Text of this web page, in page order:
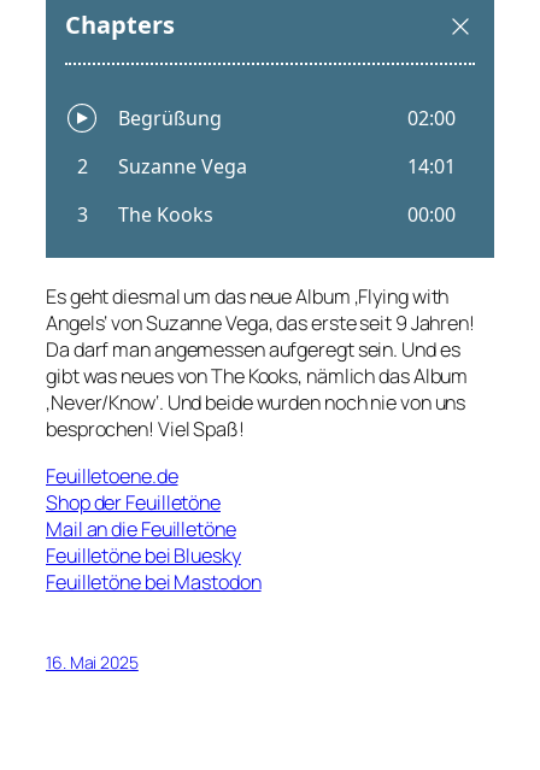
Es geht diesmal um das neue Album ‚Flying with
Angels‘ von Suzanne Vega, das erste seit 9 Jahren!
Da darf man angemessen aufgeregt sein. Und es
gibt was neues von The Kooks, nämlich das Album
‚Never/Know‘. Und beide wurden noch nie von uns
besprochen! Viel Spaß!
Feuilletoene.de
Shop der Feuilletöne
Mail an die Feuilletöne
Feuilletöne bei Bluesky
Feuilletöne bei Mastodon
16. Mai 2025